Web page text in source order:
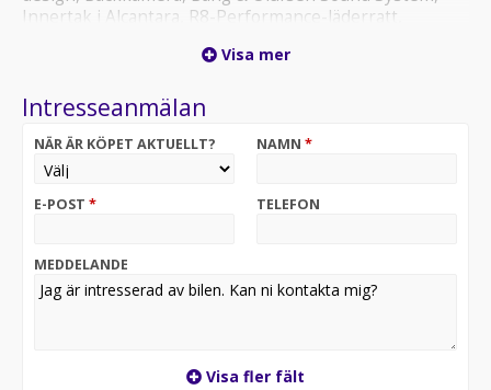
Innertak i Alcantara, R8-Performance-läderratt,
innertak alcantara, Pedaler och fotstöd i rostfritt stål,
Sätesvärme, Sportavgassystem med knapp, Krom
SÄLJES NU FÖR ENDAST 1 649 000 SEK INK MOMS!
GÄRNA DIN BIL I INBYTE! PLATINUMCARS
SPORTBILSCENTER DIREKT LÄNGS MED E4:AN I
STOCKHOLM.
Visa mer
Intresseanmälan
NÄR ÄR KÖPET AKTUELLT? NAMN *
E-POST * TELEFON
MEDDELANDE
Visa fler fält